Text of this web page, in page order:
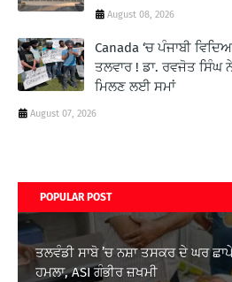
August 08, 2026
Canada ‘ਚ ਪੰਜਾਬੀ
ਤਲਵਾਰ ! ਡਾ. ਰਵਜੋਤ ਸਿੰਘ
ਮਿਲਣ ਲਈ ਸਮਾਂ
August 07, 2026
POPULAR POST
ਤਲਵੰਡੀ ਸਾਬੋ ’ਚ ਨਸ਼ਾ ਤਸਕਰ ਦੇ ਘਰ
ਹਮਲਾ, ASI ਗੰਭੀਰ ਜ਼ਖਮੀ